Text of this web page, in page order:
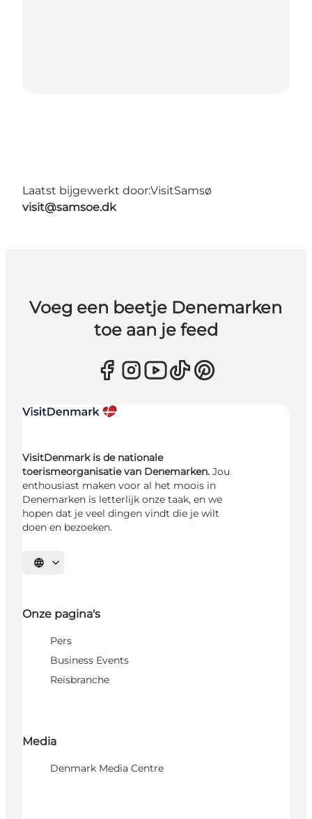
Laatst bijgewerkt door:VisitSamsø
visit@samsoe.dk
Voeg een beetje Denemarken
toe aan je feed
VisitDenmark is de nationale
toerismeorganisatie van Denemarken. Jou
enthousiast maken voor al het moois in
Denemarken is letterlijk onze taak, en we
hopen dat je veel dingen vindt die je wilt
doen en bezoeken.
Selecteer taal
Onze pagina's
Pers
Business Events
Reisbranche
Media
Denmark Media Centre